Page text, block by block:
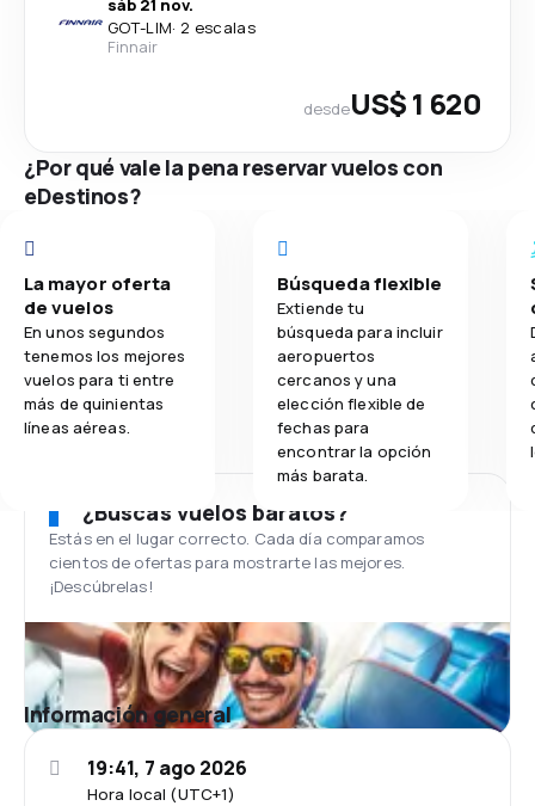
sáb 21 nov.
GOT-LIM· 2 escalas
Finnair
desdeUS$ 1 620
¿Por qué vale la pena reservar vuelos con
eDestinos?
La mayor oferta
de vuelos
En unos segundos
tenemos los mejores
vuelos para ti entre
más de quinientas
líneas aéreas.
Búsqueda flexible
Extiende tu
búsqueda para incluir
aeropuertos
cercanos y una
elección flexible de
fechas para
encontrar la opción
más barata.
¿Buscas vuelos baratos?
Estás en el lugar correcto. Cada día comparamos
cientos de ofertas para mostrarte las mejores.
¡Descúbrelas!
Información general
Hora local (UTC+1)
19:41, 7 ago 2026